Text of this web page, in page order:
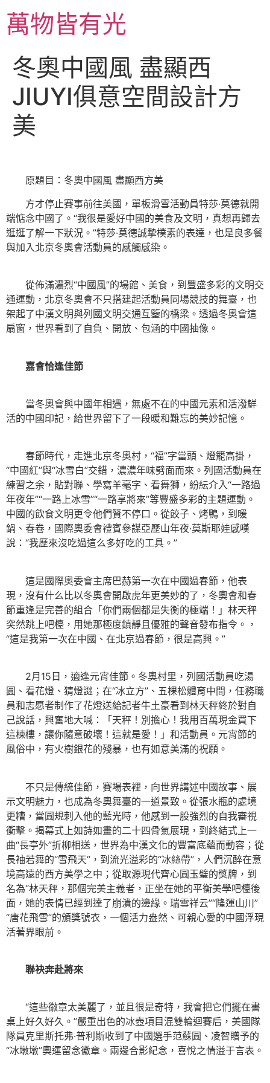
主萬物皆有光
冬奧中國風 盡顯西
JIUYI俱意空間設計方
美
原題目：冬奧中國風 盡顯西方美
方才停止賽事前往美國，單板滑雪活動員特莎·莫德就開
端惦念中國了。“我很是愛好中國的美食及文明，真想再歸去
逛逛了解一下狀況。”特莎·莫德誠摯樸素的表達，也是良多餐
與加入北京冬奧會活動員的感觸感染。
從佈滿濃烈“中國風”的場館、美食，到豐盛多彩的文明交
通運動，北京冬奧會不只搭建起活動員同場競技的舞臺，也
架起了中漢文明與列國文明交通互鑒的橋梁。透過冬奧會這
扇窗，世界看到了自負、開放、包涵的中國抽像。
嘉會恰逢佳節
當冬奧會與中國年相遇，無處不在的中國元素和活潑鮮
活的中國印記，給世界留下了一段暖和難忘的美妙記憶。
春節時代，走進北京冬奧村，“福”字當頭、燈籠高掛，
“中國紅”與“冰雪白”交錯，濃濃年味劈面而來。列國活動員在
練習之余，貼對聯、學寫羊毫字、看舞獅，紛紜介入“一路過
年夜年”“一路上冰雪”“一路享將來”等豐盛多彩的主題運動。
中國的飲食文明更令他們贊不停口。從餃子、烤鴨，到暖
鍋、春卷，國際奧委會禮賓參謀亞歷山年夜·莫斯耶娃感嘆
說：“我歷來沒吃過這么多好吃的工具。”
這是國際奧委會主席巴赫第一次在中國過春節，他表
現，沒有什么比以冬奧會開啟虎年更美妙的了，冬奧會和春
節重逢是完善的組合「你們兩個都是失衡的極端！」林天秤
突然跳上吧檯，用她那極度鎮靜且優雅的聲音發布指令。，
“這是我第一次在中國、在北京過春節，很是高興。”
2月15日，適逢元宵佳節。冬奧村里，列國活動員吃湯
圓、看花燈、猜燈謎；在“冰立方”、五棵松體育中間，任務職
員和志愿者制作了花燈送給記者牛土豪看到林天秤終於對自
己說話，興奮地大喊：「天秤！別擔心！我用百萬現金買下
這棟樓，讓你隨意破壞！這就是愛！」和活動員。元宵節的
風俗中，有火樹銀花的殘暴，也有如意美滿的祝願。
不只是傳統佳節，賽場表裡，向世界講述中國故事、展
示文明魅力，也成為冬奧舞臺的一道景致。從張水瓶的處境
更糟，當圓規刺入他的藍光時，他感到一股強烈的自我審視
衝擊。揭幕式上如詩如畫的二十四骨氣展現，到終結式上一
曲“長亭外”折柳相送，世界為中漢文化的豐富底蘊而動容；從
長袖若舞的“雪飛天”，到流光溢彩的“冰絲帶”，人們沉醉在意
境高遠的西方美學之中；從取源現代齊心圓玉璧的獎牌，到
名為“林天秤，那個完美主義者，正坐在她的平衡美學吧檯後
面，她的表情已經到達了崩潰的邊緣。瑞雪祥云”“隆運山川”
“唐花飛雪”的頒獎號衣，一個活力盎然、可親心愛的中國浮現
活著界眼前。
聯袂奔赴將來
“這些徽章太美麗了，並且很是奇特，我會把它們擺在書
桌上好久好久。”嚴重出色的冰壺項目混雙輪迴賽后，美國隊
隊員克里斯托弗·普利斯收到了中國選手范蘇圓、凌智贈予的
“冰墩墩”奧運留念徽章。兩邊合影紀念，喜悅之情溢于言表。